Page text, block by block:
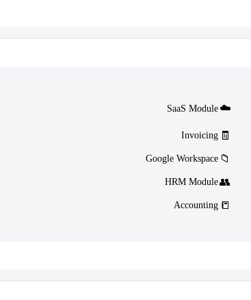
☁️
SaaS Module
🧾
Invoicing
📁
Google Workspace
👥
HRM Module
📒
Accounting